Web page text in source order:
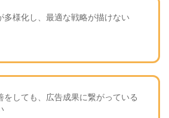
多様化し、最適な戦略が描けない
をしても、広告成果に繋がっている